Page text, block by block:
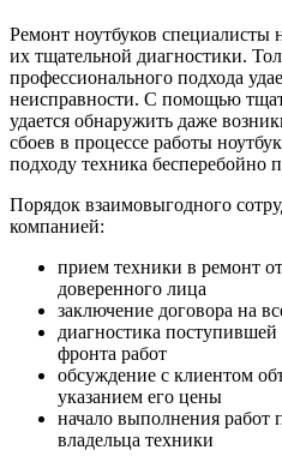
Ремонт ноутбуков
их тщательной диагностики.
профессионального подхода
неисправности. С помощью
удается обнаружить даже
сбоев в процессе работы
подходу техника бесперебойно
Порядок взаимовыгодного
компанией:
прием техники в ремонт
доверенного лица
заключение договора на
диагностика
фронта работ
обсуждение с клиентом
указанием его цены
начало выполнения работ
владельца техники